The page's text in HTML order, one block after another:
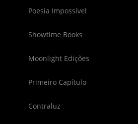
Poesia Impossível
Showtime Books
Moonlight Edições
Primeiro Capítulo
Contraluz